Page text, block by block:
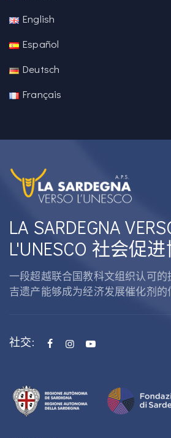
English
Español
Deutsch
Français
LA SARDEGNA
L'UNESCO 社会促
一段超越联合国教科文组织认可
吉遗产能够成为经济发展催化剂的
社交: